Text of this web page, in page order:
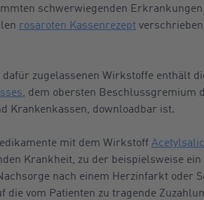
schwerwiegenden
rosaroten Kassenrezept
zugelassenen Wirkstoffe enthält
, dem obersten Beschlussgremium
Krankenkassen, downloadbar ist.
mit dem Wirkstoff
Krankheit, zu der beispielsweise
nach einem Herzinfarkt oder
vom Patienten zu tragende